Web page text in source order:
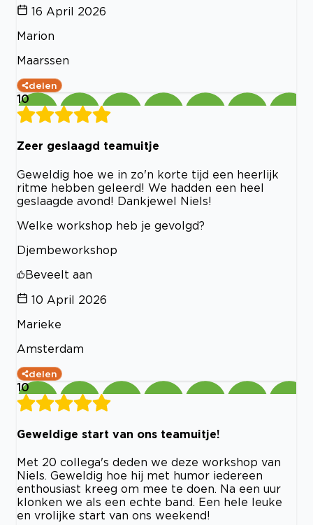
16 April 2026
Marion
Maarssen
delen
10
Zeer geslaagd teamuitje
Geweldig hoe we in zo'n korte tijd een heerlijk
ritme hebben geleerd! We hadden een heel
geslaagde avond! Dankjewel Niels!
Welke workshop heb je gevolgd?
Djembeworkshop
Beveelt aan
10 April 2026
Marieke
Amsterdam
delen
10
Geweldige start van ons teamuitje!
Met 20 collega's deden we deze workshop van
Niels. Geweldig hoe hij met humor iedereen
enthousiast kreeg om mee te doen. Na een uur
klonken we als een echte band. Een hele leuke
en vrolijke start van ons weekend!